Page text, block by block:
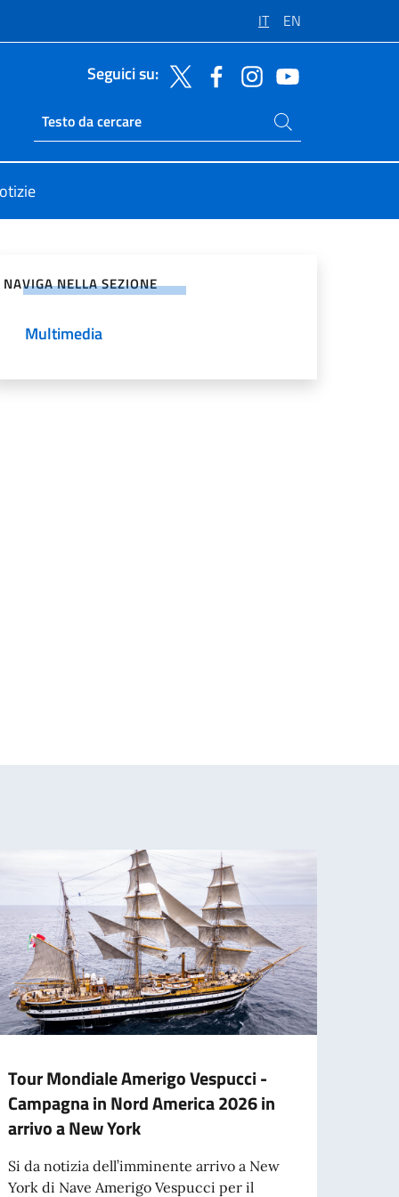
IT EN
Seguici su:
Ricerca sito live
Cerca nel sito
NAVIGA NELLA SEZIONE
Multimedia
Tour Mondiale Amerigo Vespucci -
Campagna in Nord America 2026 in
arrivo a New York
Si da notizia dell’imminente arrivo a New
York di Nave Amerigo Vespucci per il